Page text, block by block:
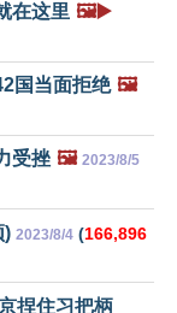
在这里 🖼️▶️
国当面拒绝 🖼️
受挫 🖼️ 2023/8/5
) 2023/8/4 (166,896
捏住习把柄